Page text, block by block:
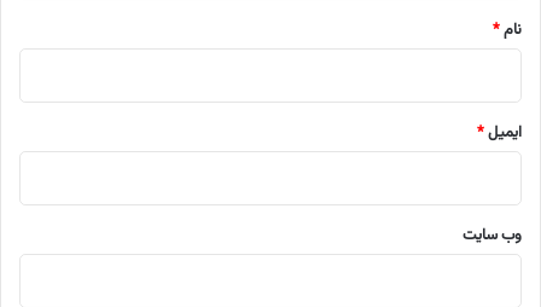
نام*
ایمیل*
وب‌ سایت